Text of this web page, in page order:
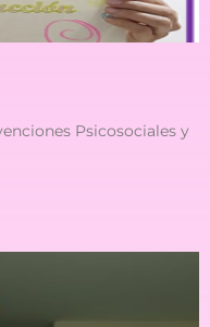
Psicosociales y